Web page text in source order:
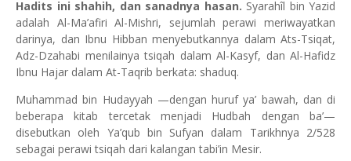
Hadits ini shahih, dan sanadnya hasan. Syarahîl bin Yazid
adalah Al-Ma’afiri Al-Mishri, sejumlah perawi meriwayatkan
darinya, dan Ibnu Hibban menyebutkannya dalam Ats-Tsiqat,
Adz-Dzahabi menilainya tsiqah dalam Al-Kasyf, dan Al-Hafidz
Ibnu Hajar dalam At-Taqrib berkata: shaduq.
Muhammad bin Hudayyah —dengan huruf ya’ bawah, dan di
beberapa kitab tercetak menjadi Hudbah dengan ba’—
disebutkan oleh Ya’qub bin Sufyan dalam Tarikhnya 2/528
sebagai perawi tsiqah dari kalangan tabi’in Mesir.